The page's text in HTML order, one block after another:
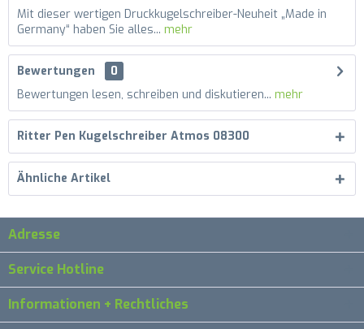
Mit dieser wertigen Druckkugelschreiber-Neuheit „Made in
Germany“ haben Sie alles... mehr
Bewertungen
0
Bewertungen lesen, schreiben und diskutieren... mehr
Ritter Pen Kugelschreiber Atmos 08300
Ähnliche Artikel
Adresse
Service Hotline
Informationen + Rechtliches